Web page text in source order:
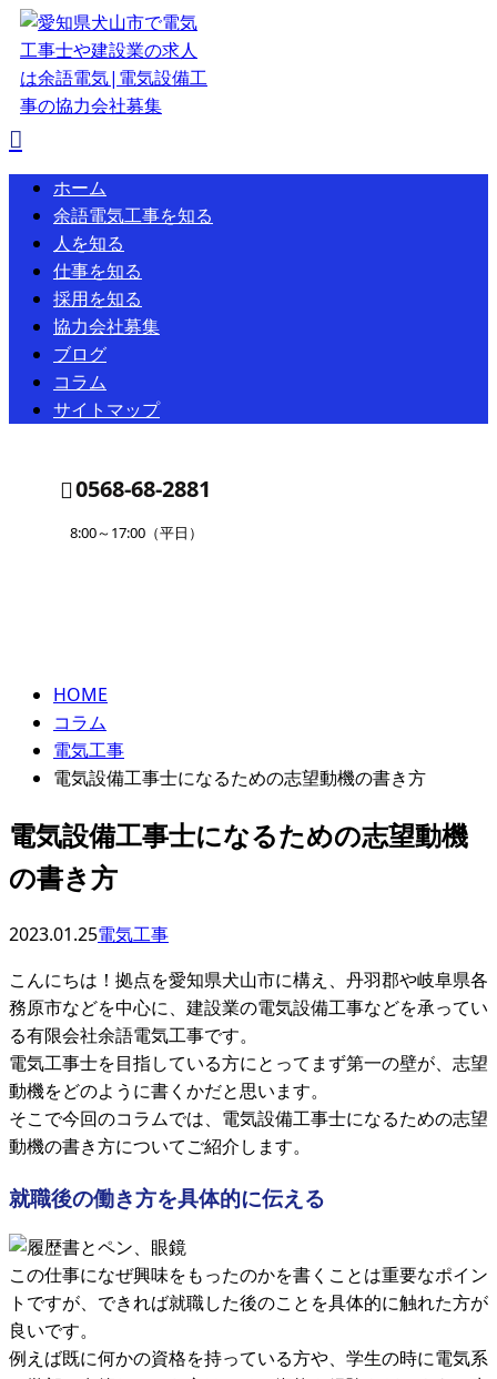
ホーム
余語電気工事を知る
人を知る
仕事を知る
採用を知る
協力会社募集
ブログ
コラム
サイトマップ
0568-68-2881
8:00～17:00（平日）
HOME
コラム
電気工事
電気設備工事士になるための志望動機の書き方
電気設備工事士になるための志望動機
の書き方
2023.01.25電気工事
こんにちは！拠点を愛知県犬山市に構え、丹羽郡や岐阜県各
務原市などを中心に、建設業の電気設備工事などを承ってい
る有限会社余語電気工事です。
電気工事士を目指している方にとってまず第一の壁が、志望
動機をどのように書くかだと思います。
そこで今回のコラムでは、電気設備工事士になるための志望
動機の書き方についてご紹介します。
就職後の働き方を具体的に伝える
この仕事になぜ興味をもったのかを書くことは重要なポイン
トですが、できれば就職した後のことを具体的に触れた方が
良いです。
例えば既に何かの資格を持っている方や、学生の時に電気系